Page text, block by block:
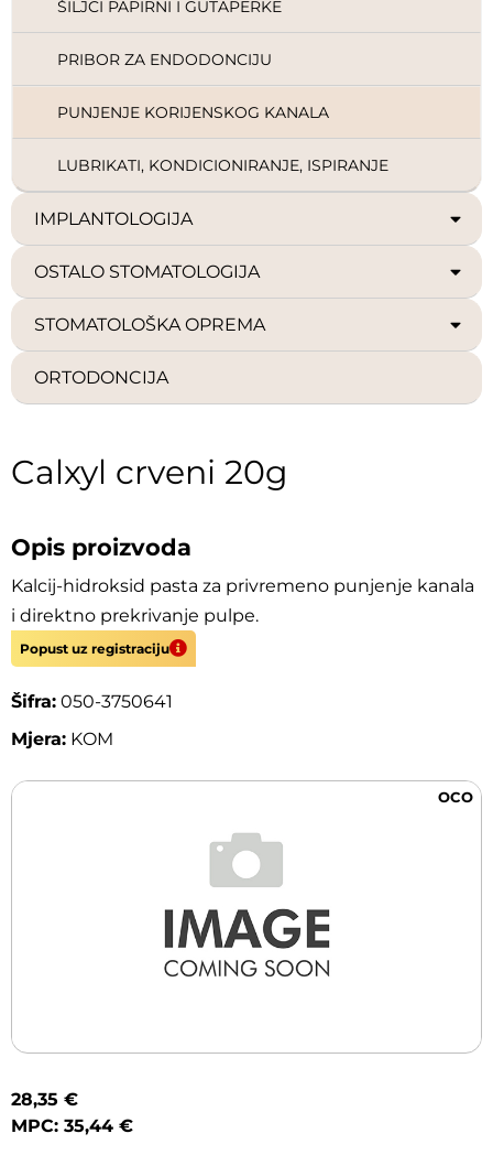
ŠILJCI PAPIRNI I GUTAPERKE
PRIBOR ZA ENDODONCIJU
PUNJENJE KORIJENSKOG KANALA
LUBRIKATI, KONDICIONIRANJE, ISPIRANJE
IMPLANTOLOGIJA
OSTALO STOMATOLOGIJA
STOMATOLOŠKA OPREMA
ORTODONCIJA
Calxyl crveni 20g
Opis proizvoda
Kalcij-hidroksid pasta za privremeno punjenje kanala
i direktno prekrivanje pulpe.
Popust uz registraciju
Šifra: 050-3750641
Mjera: KOM
OCO
28,35 €
MPC: 35,44 €